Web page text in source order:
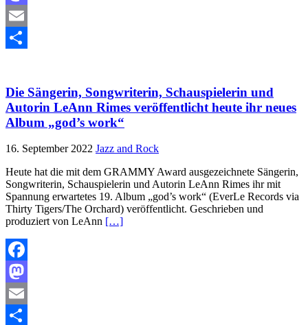
Mastodon
Email
Die Sängerin, Songwriterin, Schauspielerin und
Autorin LeAnn Rimes veröffentlicht heute ihr neues
Album „god’s work“
16. September 2022 Jazz and Rock
Heute hat die mit dem GRAMMY Award ausgezeichnete Sängerin,
Songwriterin, Schauspielerin und Autorin LeAnn Rimes ihr mit
Spannung erwartetes 19. Album „god’s work“ (EverLe Records via
Thirty Tigers/The Orchard) veröffentlicht. Geschrieben und
produziert von LeAnn […]
Facebook
Mastodon
Email